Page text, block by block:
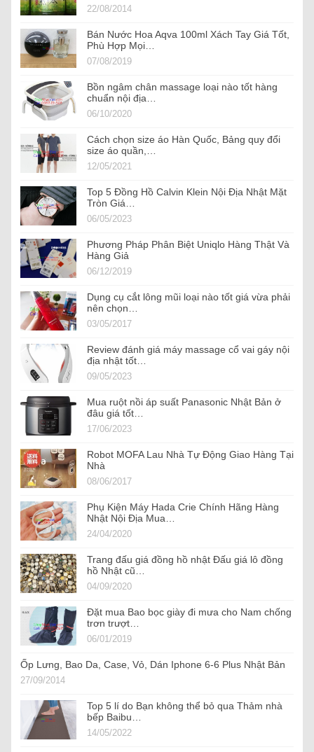
22/08/2014
Bán Nước Hoa Aqva 100ml Xách Tay Giá Tốt,
Phù Hợp Mọi…
07/08/2019
Bồn ngâm chân massage loại nào tốt hàng
chuẩn nội địa…
06/10/2020
Cách chọn size áo Hàn Quốc, Bảng quy đổi
size áo quần,…
12/05/2021
Top 5 Đồng Hồ Calvin Klein Nội Địa Nhật Mặt
Tròn Giá…
06/05/2023
Phương Pháp Phân Biệt Uniqlo Hàng Thật Và
Hàng Giả
06/12/2019
Dụng cụ cắt lông mũi loại nào tốt giá vừa phải
nên chọn…
03/05/2017
Review đánh giá máy massage cổ vai gáy nội
địa nhật tốt…
09/05/2023
Mua ruột nồi áp suất Panasonic Nhật Bản ở
đâu giá tốt…
17/06/2023
Robot MOFA Lau Nhà Tự Động Giao Hàng Tại
Nhà
08/06/2017
Phụ Kiện Máy Hada Crie Chính Hãng Hàng
Nhật Nội Địa Mua…
24/04/2020
Trang đấu giá đồng hồ nhật Đấu giá lô đồng
hồ Nhật cũ…
04/09/2020
Đặt mua Bao bọc giày đi mưa cho Nam chống
trơn trượt…
06/01/2019
Ốp Lưng, Bao Da, Case, Vỏ, Dán Iphone 6-6 Plus Nhật Bản
27/09/2014
Top 5 lí do Bạn không thể bỏ qua Thảm nhà
bếp Baibu…
14/05/2022